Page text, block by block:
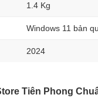
1.4 Kg
Windows 11 bản
2024
Tiên Phong